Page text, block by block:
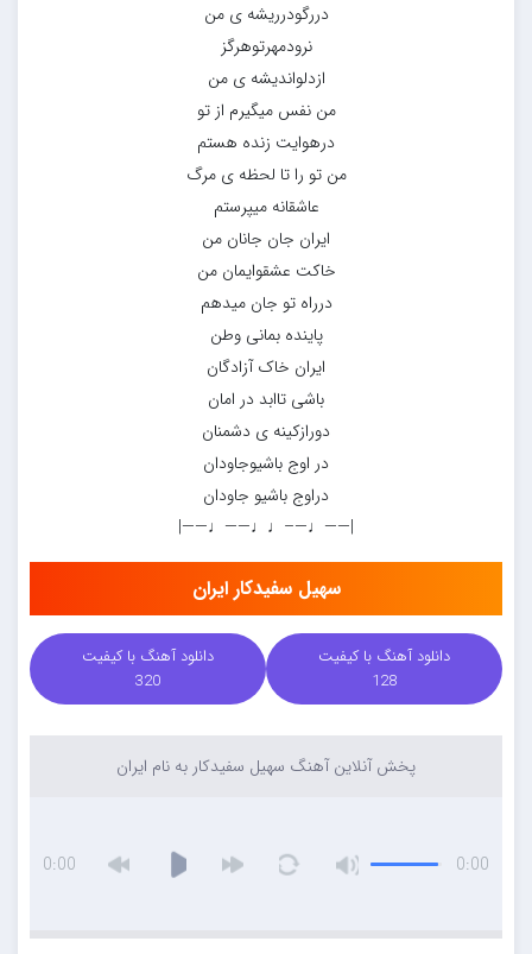
دررگودرریشه ی من
نرودمهرتوهرگز
ازدلواندیشه ی من
من نفس میگیرم از تو
درهوایت زنده هستم
من تو را تا لحظه ی مرگ
عاشقانه میپرستم
ایران جان جانان من
خاکت عشقوایمان من
درراه تو جان میدهم
پاینده بمانی وطن
ایران خاک آزادگان
باشی تاابد در امان
دورازکینه ی دشمنان
در اوج باشیوجاودان
دراوج باشیو جاودان
|——♩—–♩♩——♩——|
سهیل سفیدکار ایران
دانلود آهنگ با کیفیت
128
دانلود آهنگ با کیفیت
320
پخش آنلاین آهنگ سهیل سفیدکار به نام ایران
0:00
0:00